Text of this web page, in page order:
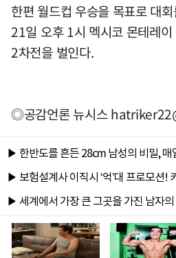
한편 월드컵 우승을 목표로 대
21일 오후 1시 멕시코 몬테레
2차전을 벌인다.
◎공감언론 뉴시스